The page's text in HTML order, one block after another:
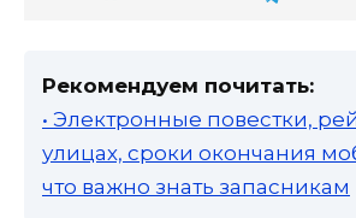
Рекомендуем почитать:
• Электронные повестки,
улицах, сроки окончания
что важно знать запасникам